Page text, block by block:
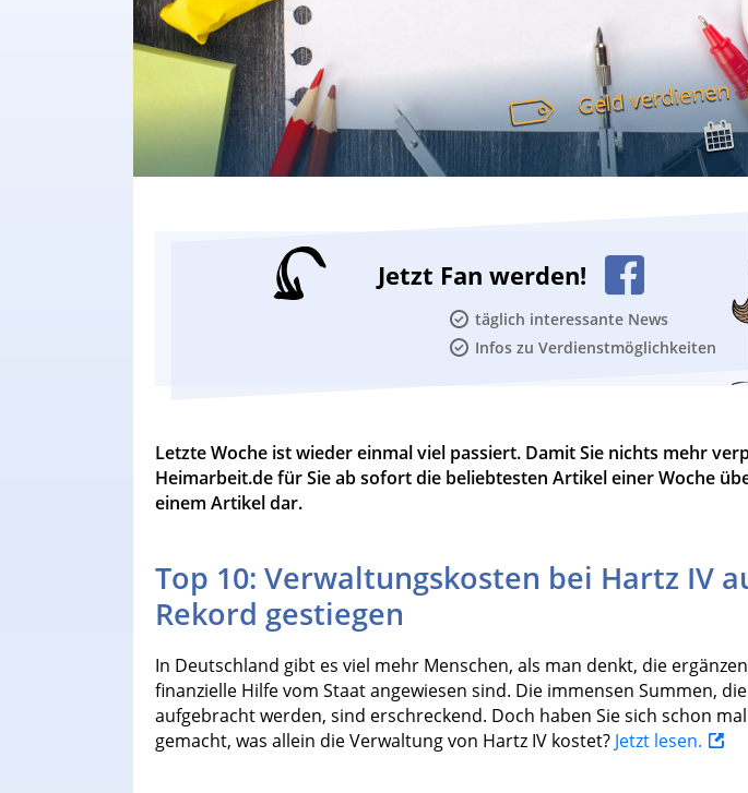
Geld verdienen
Jetzt Fan werden!
täglich interessante News
Infos zu Verdienstmöglichkeiten
Letzte Woche ist wieder einmal viel passiert. Damit Sie nichts mehr
Heimarbeit.de für Sie ab sofort die beliebtesten Artikel einer Woche
einem Artikel dar.
Top 10: Verwaltungskosten bei Hartz IV
Rekord gestiegen
In Deutschland gibt es viel mehr Menschen, als man denkt, die
finanzielle Hilfe vom Staat angewiesen sind. Die immensen Summen,
aufgebracht werden, sind erschreckend. Doch haben Sie sich schon
gemacht, was allein die Verwaltung von Hartz IV kostet? Jetzt lesen.